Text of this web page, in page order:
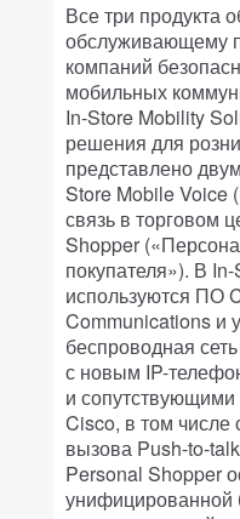
Все три продукта
обслуживающему
компаний
мобильных
In-Store Mobility
решения для
представлено
Store Mobile Voice
связь в торговом
Shopper
покупателя»). В
используются ПО
Communications и
беспроводная
с новым IP-
и
Cisco, в том числе
вызова Push-to-
Personal Shopper
унифицированной